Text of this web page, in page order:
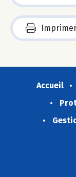
Accueil